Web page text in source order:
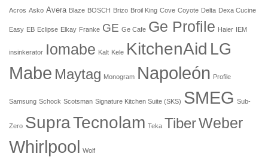
Acros Asko Avera Blaze BOSCH Brizo Broil King Cove Coyote Delta Dexa Cucine
Easy EB Eclipse Elkay Franke GE Ge Cafe Ge Profile Haier IEM
insinkerator Iomabe Kalt Kele KitchenAid LG
Mabe Maytag Monogram Napoleón Profile
Samsung Schock Scotsman Signature Kitchen Suite (SKS) SMEG Sub-
Zero SupraTecnolam Teka TiberWeber
Whirlpool Wolf